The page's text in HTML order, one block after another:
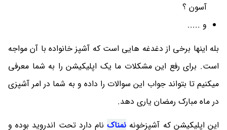
آسون ؟
و .....
بله اینها برخی از دغدغه هایی است که آشپز خانواده با آن مواجه
است. برای رفع این مشکلات ما یک اپلیکیشن را به شما معرفی
میکنیم تا بتواند جواب این سوالات را داده و به شما در امر آشپزی
در ماه مبارک رمضان یاری دهد.
این اپلیکیشن که آشپزخونه نمناکنام دارد تحت اندروید بوده و